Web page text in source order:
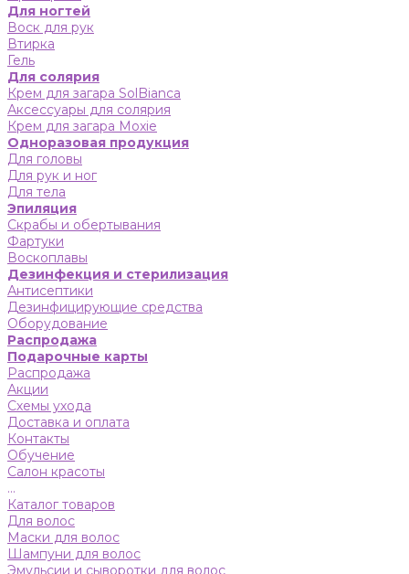
Для ногтей
Воск для рук
Втирка
Гель
Для солярия
Крем для загара SolBianca
Аксессуары для солярия
Крем для загара Moxie
Одноразовая продукция
Для головы
Для рук и ног
Для тела
Эпиляция
Скрабы и обертывания
Фартуки
Воскоплавы
Дезинфекция и стерилизация
Антисептики
Дезинфицирующие средства
Оборудование
Распродажа
Подарочные карты
Распродажа
Акции
Схемы ухода
Доставка и оплата
Контакты
Обучение
Салон красоты
...
Каталог товаров
Для волос
Маски для волос
Шампуни для волос
Эмульсии и сыворотки для волос